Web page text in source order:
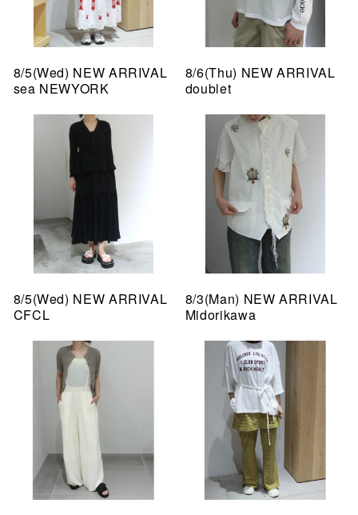
8/5(Wed) NEW ARRIVAL
sea NEWYORK
8/6(Thu) NEW ARRIVAL
doublet
8/5(Wed) NEW ARRIVAL
CFCL
8/3(Man) NEW ARRIVAL
Midorikawa